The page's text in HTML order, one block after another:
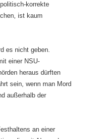
korrekte
ist kaum
es nicht geben.
einer NSU-
heraus dürften
sein, wenn man Mord
außerhalb der
an einer